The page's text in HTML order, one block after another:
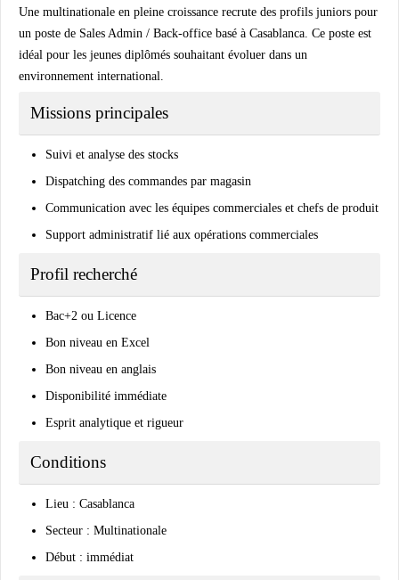
Une multinationale en pleine croissance recrute des profils juniors pour
un poste de Sales Admin / Back-office basé à Casablanca. Ce poste est
idéal pour les jeunes diplômés souhaitant évoluer dans un
environnement international.
Missions principales
Suivi et analyse des stocks
Dispatching des commandes par magasin
Communication avec les équipes commerciales et chefs de produit
Support administratif lié aux opérations commerciales
Profil recherché
Bac+2 ou Licence
Bon niveau en Excel
Bon niveau en anglais
Disponibilité immédiate
Esprit analytique et rigueur
Conditions
Lieu : Casablanca
Secteur : Multinationale
Début : immédiat